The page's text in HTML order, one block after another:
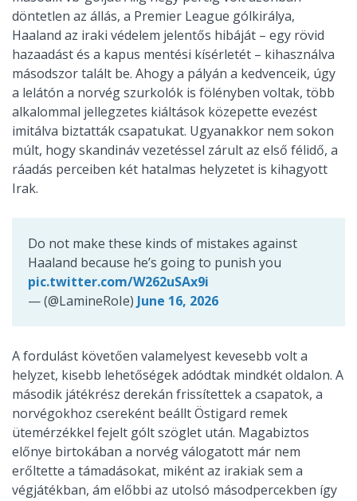
döntetlen az állás, a Premier League gólkirálya,
Haaland az iraki védelem jelentős hibáját – egy rövid
hazaadást és a kapus mentési kísérletét – kihasználva
másodszor talált be. Ahogy a pályán a kedvenceik, úgy
a lelátón a norvég szurkolók is fölényben voltak, több
alkalommal jellegzetes kiáltások közepette evezést
imitálva biztatták csapatukat. Ugyanakkor nem sokon
múlt, hogy skandináv vezetéssel zárult az első félidő, a
ráadás perceiben két hatalmas helyzetet is kihagyott
Irak.
Do not make these kinds of mistakes against
Haaland because he’s going to punish you
pic.twitter.com/W262uSAx9i
— (@LamineRoIe) June 16, 2026
A fordulást követően valamelyest kevesebb volt a
helyzet, kisebb lehetőségek adódtak mindkét oldalon. A
második játékrész derekán frissítettek a csapatok, a
norvégokhoz csereként beállt Östigard remek
ütemérzékkel fejelt gólt szöglet után. Magabiztos
előnye birtokában a norvég válogatott már nem
erőltette a támadásokat, miként az irakiak sem a
végjátékban, ám előbbi az utolsó másodpercekben így